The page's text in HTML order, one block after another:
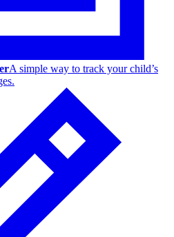
A simple way to track your child’s